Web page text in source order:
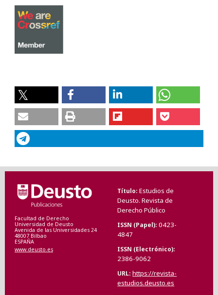
Facultad de Derecho
Universidad de Deusto
Avenida de las Universidades 24
48007 Bilbao
ESPAÑA
www.deusto.es
Título Estudios de
Deusto. Revista de
Derecho Público
ISSN (Papel) 0423-
4847
ISSN (Electrónico)
2386-9062
URL https://revista-
estudios.deusto.es